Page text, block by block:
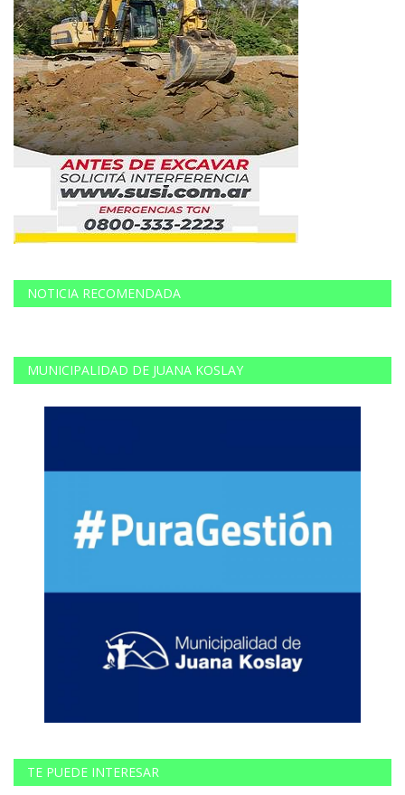
NOTICIA RECOMENDADA
MUNICIPALIDAD DE JUANA KOSLAY
TE PUEDE INTERESAR